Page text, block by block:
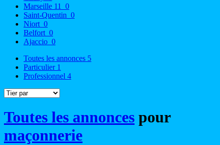
Marseille 11
0
Saint-Quentin 0
Niort 0
Belfort 0
Ajaccio 0
Toutes les annonces 5
Particulier 1
Professionnel 4
Toutes les annonces pour
maçonnerie